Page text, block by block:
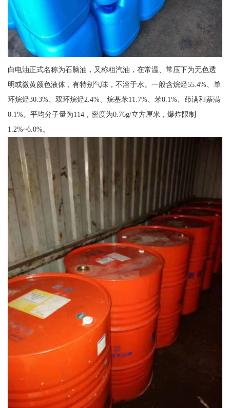
白电油正式名称为石脑油，又称粗汽油，在常温、常压下为无色透
明或微黄颜色液体，有特别气味，不溶于水。一般含烷烃55.4%、单
环烷烃30.3%、双环烷烃2.4%、烷基苯11.7%、苯0.1%、茚满和萘满
0.1%。平均分子量为114，密度为0.76g/立方厘米，爆炸限制
1.2%~6.0%。